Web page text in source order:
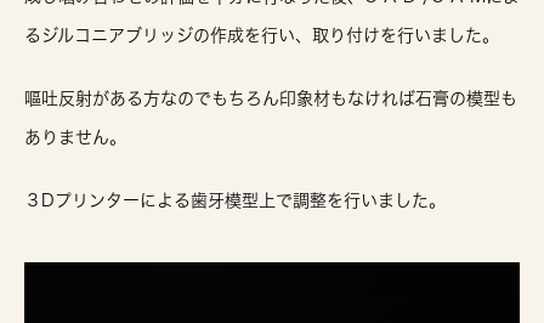
るジルコニアブリッジの作成を行い、取り付けを行いました。
嘔吐反射がある方なのでもちろん印象材もなければ石膏の模型も
ありません。
３Dプリンターによる歯牙模型上で調整を行いました。